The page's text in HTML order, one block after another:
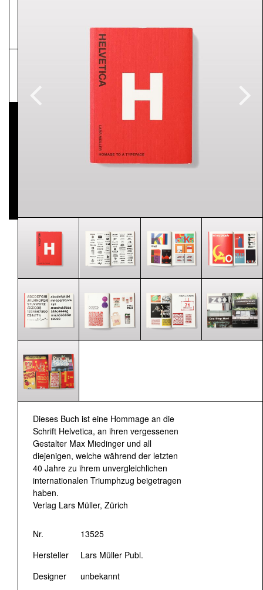
Dieses Buch ist eine Hommage an die
Schrift Helvetica, an ihren vergessenen
Gestalter Max Miedinger und all
diejenigen, welche während der letzten
40 Jahre zu ihrem unvergleichlichen
internationalen Triumphzug beigetragen
haben.
Verlag Lars Müller, Zürich
Nr.
13525
Hersteller
Lars Müller Publ.
Designer
unbekannt
Pressematerial